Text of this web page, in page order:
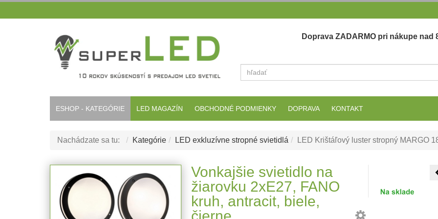
Doprava ZADARMO pri nákupe nad
Vyhľadať
ESHOP - KATEGÓRIE LED MAGAZÍN OBCHODNÉ PODMIENKY DOPRAVA KONTAKT
Nachádzate sa tu: Kategórie LED exkluzívne stropné svietidlá LED Krištáľový luster stropný MARGO
Vonkajšie svietidlo na
žiarovku 2xE27, FANO
kruh, antracit, biele,